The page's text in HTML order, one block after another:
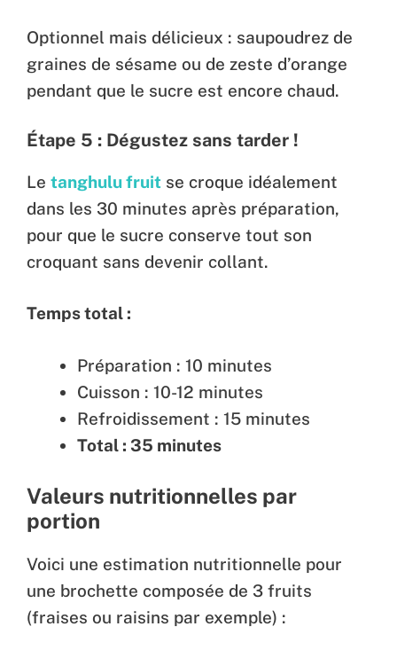
Optionnel mais délicieux : saupoudrez de
graines de sésame ou de zeste d’orange
pendant que le sucre est encore chaud.
Étape 5 : Dégustez sans tarder !
Le tanghulu fruit se croque idéalement
dans les 30 minutes après préparation,
pour que le sucre conserve tout son
croquant sans devenir collant.
Temps total :
Préparation : 10 minutes
Cuisson : 10-12 minutes
Refroidissement : 15 minutes
Total : 35 minutes
Valeurs nutritionnelles par
portion
Voici une estimation nutritionnelle pour
une brochette composée de 3 fruits
(fraises ou raisins par exemple) :